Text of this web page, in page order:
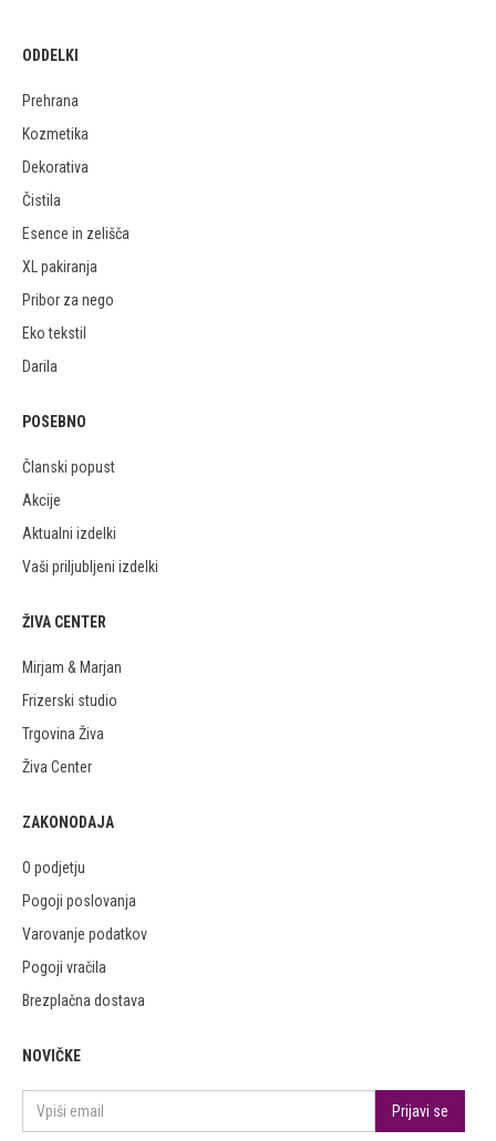
ODDELKI
Prehrana
Kozmetika
Dekorativa
Čistila
Esence in zelišča
XL pakiranja
Pribor za nego
Eko tekstil
Darila
POSEBNO
Članski popust
Akcije
Aktualni izdelki
Vaši priljubljeni izdelki
ŽIVA CENTER
Mirjam & Marjan
Frizerski studio
Trgovina Živa
Živa Center
ZAKONODAJA
O podjetju
Pogoji poslovanja
Varovanje podatkov
Pogoji vračila
Brezplačna dostava
NOVIČKE